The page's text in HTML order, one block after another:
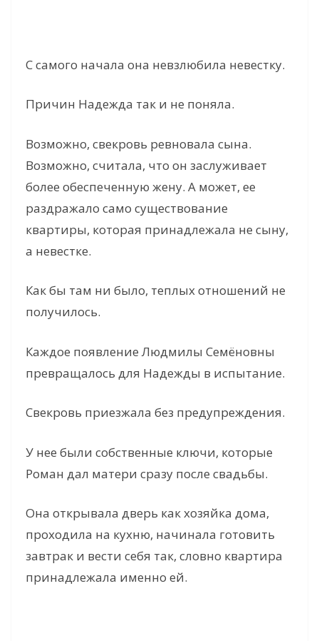
С самого начала она невзлюбила невестку.
Причин Надежда так и не поняла.
Возможно, свекровь ревновала сына.
Возможно, считала, что он заслуживает
более обеспеченную жену. А может, ее
раздражало само существование
квартиры, которая принадлежала не сыну,
а невестке.
Как бы там ни было, теплых отношений не
получилось.
Каждое появление Людмилы Семёновны
превращалось для Надежды в испытание.
Свекровь приезжала без предупреждения.
У нее были собственные ключи, которые
Роман дал матери сразу после свадьбы.
Она открывала дверь как хозяйка дома,
проходила на кухню, начинала готовить
завтрак и вести себя так, словно квартира
принадлежала именно ей.